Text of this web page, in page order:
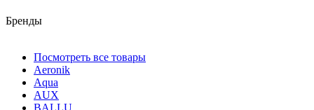
Бренды
Посмотреть все товары
Aeronik
Aqua
AUX
BALLU